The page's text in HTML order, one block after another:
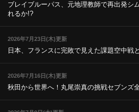
ブレイブルーパス、元地理教師で再出発シ
れるか!?
2026年7月23日(木)更新
日本、フランスに完敗で見えた課題空中戦
2026年7月16日(木)更新
秋田から世界へ！丸尾崇真の挑戦セブンズ